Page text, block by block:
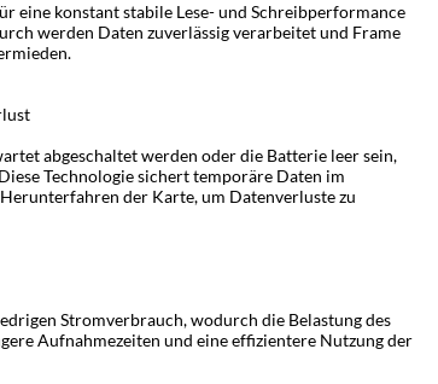
eine konstant stabile Lese- und Schreibperformance
werden Daten zuverlässig verarbeitet und Frame
abgeschaltet werden oder die Batterie leer sein,
Technologie sichert temporäre Daten im
der Karte, um Datenverluste zu
Stromverbrauch, wodurch die Belastung des
Aufnahmezeiten und eine effizientere Nutzung der